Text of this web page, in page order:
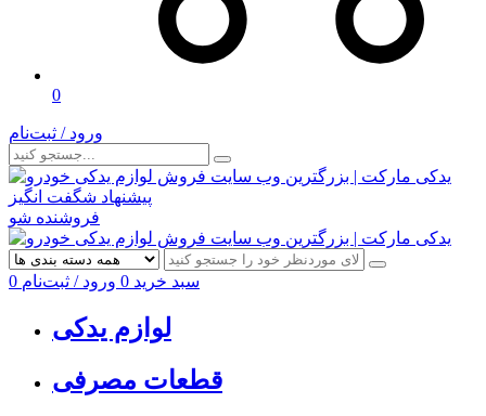
0
ورود / ثبت‌نام
پیشنهاد شگفت انگیز
فروشنده شو
0 سبد خرید 0 ورود / ثبت‌نام
لوازم یدکی
قطعات مصرفی